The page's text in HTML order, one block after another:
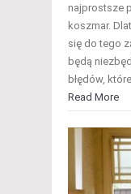
najprostsze
koszmar.
się do tego
będą
błędów,
Read More